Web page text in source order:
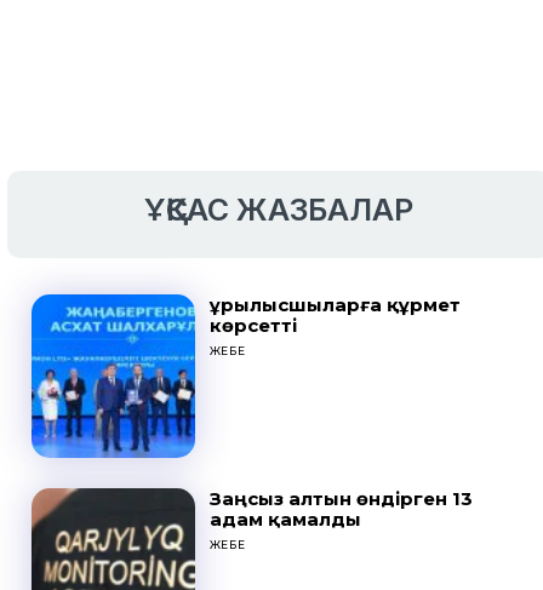
ҰҚСАС ЖАЗБАЛАР
Құрылысшыларға құрмет
көрсетті
ЖЕБЕ
Заңсыз алтын өндірген 13
адам қамалды
ЖЕБЕ